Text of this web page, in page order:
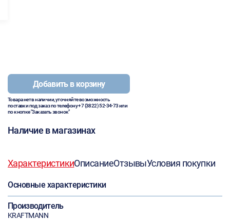
Добавить в корзину
Товара нет в наличии, уточняйте возможность
поставки под заказ по телефону+7 (3822) 52-34-73или
по кнопке "Заказать звонок"
Наличие в магазинах
ХарактеристикиОписаниеОтзывыУсловия покупки
Основные характеристики
Производитель
KRAFTMANN